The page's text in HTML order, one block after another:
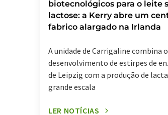
biotecnológicos para o leite
lactose: a Kerry abre um
fabrico alargado na Irlanda
A unidade de Carrigaline combina o
desenvolvimento de estirpes de
de Leipzig com a produção de
grande escala
LER NOTÍCIAS